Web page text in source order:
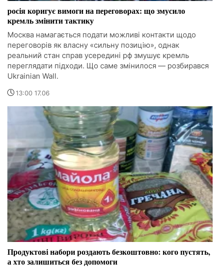
росія коригує вимоги на переговорах: що змусило
кремль змінити тактику
Москва намагається подати можливі контакти щодо
переговорів як власну «сильну позицію», однак
реальний стан справ усередині рф змушує кремль
переглядати підходи. Що саме змінилося — розбирався
Ukrainian Wall.
13:00 17.06
Продуктові набори роздають безкоштовно: кого пустять,
а хто залишиться без допомоги